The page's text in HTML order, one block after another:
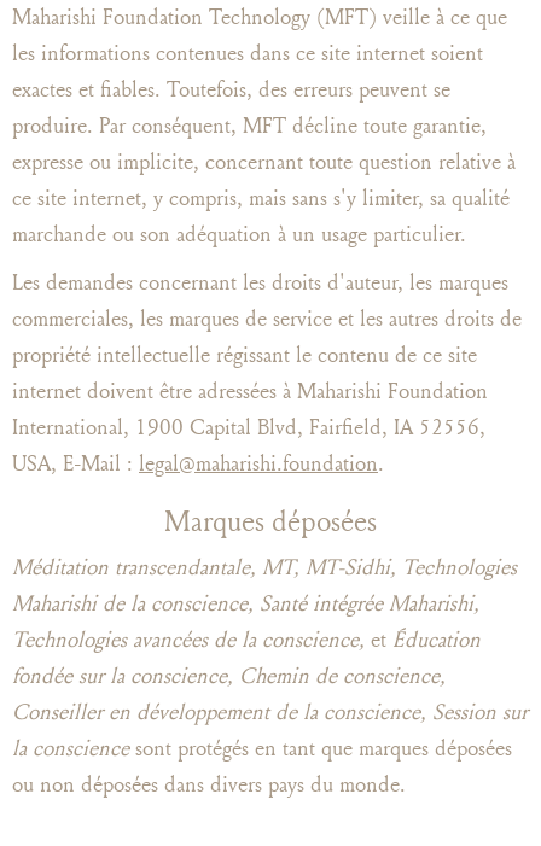
Maharishi Foundation Technology (MFT) veille à ce que
les informations contenues dans ce site internet soient
exactes et fiables. Toutefois, des erreurs peuvent se
produire. Par conséquent, MFT décline toute garantie,
expresse ou implicite, concernant toute question relative à
ce site internet, y compris, mais sans s'y limiter, sa qualité
marchande ou son adéquation à un usage particulier.
Les demandes concernant les droits d'auteur, les marques
commerciales, les marques de service et les autres droits de
propriété intellectuelle régissant le contenu de ce site
internet doivent être adressées à Maharishi Foundation
International, 1900 Capital Blvd, Fairfield, IA 52556,
USA, E-Mail : legal@maharishi.foundation.
Marques déposées
Méditation transcendantale, MT, MT-Sidhi, Technologies
Maharishi de la conscience, Santé intégrée Maharishi,
Technologies avancées de la conscience, et Éducation
fondée sur la conscience, Chemin de conscience,
Conseiller en développement de la conscience, Session sur
la consciencesont protégés en tant que marques déposées
ou non déposées dans divers pays du monde.